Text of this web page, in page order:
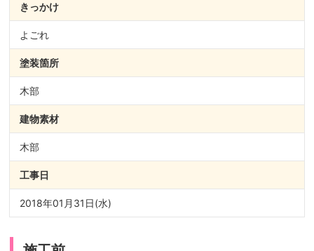
きっかけ
よごれ
塗装箇所
木部
建物素材
木部
工事日
2018年01月31日(水)